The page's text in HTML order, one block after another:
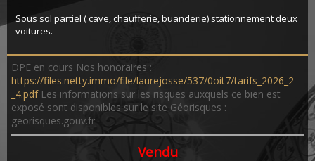
Sous sol partiel ( cave, chaufferie, buanderie) stationnement deux
voitures.
DPE en cours Nos honoraires :
https://files.netty.immo/file/laurejosse/537/0oit7/tarifs_2026_2
_4.pdfLes informations sur les risques auxquels ce bien est
exposé sont disponibles sur le site Géorisques :
georisques.gouv.fr
Vendu